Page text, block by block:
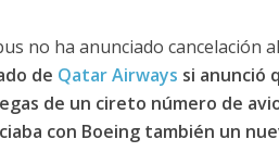
no ha anunciado cancelación
de Qatar Airways si anunció
de un cireto número de
con Boeing también un